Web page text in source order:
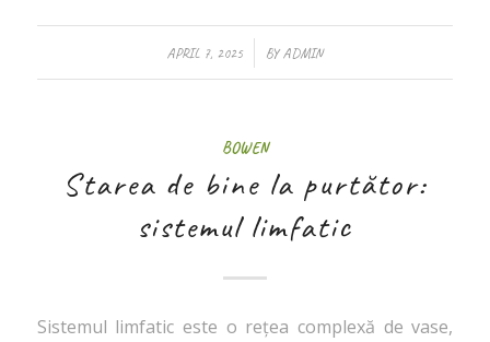
APRIL 7, 2025
/ BYADMIN
BOWEN
Starea de bine la purtător:
sistemul limfatic
Sistemul limfatic este o rețea complexă de vase,